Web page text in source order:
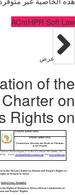
ACmHPR Soft Law
عرض
of the
on
Rights on